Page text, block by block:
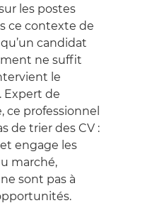
les postes
ce contexte de
candidat
ne suffit
le
. Expert de
ce professionnel
de trier des CV :
engage les
marché,
sont pas à